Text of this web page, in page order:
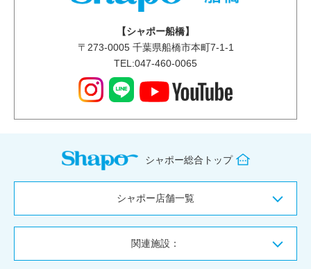
【シャポー船橋】
〒 273-0005千葉県船橋市本町7-1-1
TEL:047-460-0065
シャポー総合トップ
シャポー店舗一覧
関連施設：